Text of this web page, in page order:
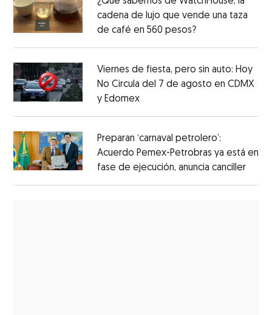
cadena de lujo que vende una taza
de café en 560 pesos?
Viernes de fiesta, pero sin auto: Hoy
No Circula del 7 de agosto en CDMX
y Edomex
Preparan ‘carnaval petrolero’:
Acuerdo Pemex-Petrobras ya está en
fase de ejecución, anuncia canciller